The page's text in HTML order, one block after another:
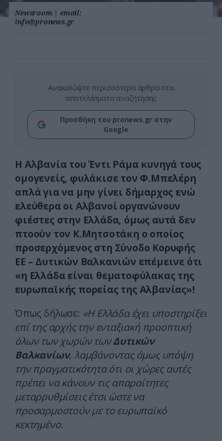
Newsroom | email:
info@pronews.gr
Ανακαλύψτε περισσότερα άρθρα στα
αποτελέσματα αναζήτησης
Προσθήκη του pronews.gr στην
Google
Η Αλβανία του Έντι Ράμα κυνηγά τους
ομογενείς, φυλάκισε τον Φ.Μπελέρη
απλά για να μην γίνει δήμαρχος ενώ
ελεύθερα οι Αλβανοί οργανώνουν
φιέστες στην Ελλάδα, όμως αυτά δεν
πτοούν τον Κ.Μητσοτάκη ο οποίος
προσερχόμενος στη Σύνοδο Κορυφής
ΕΕ – Δυτικών Βαλκανιών επέμεινε ότι
«η Ελλάδα είναι θεματοφύλακας της
ευρωπαϊκής πορείας της Αλβανίας»!
Όπως δήλωσε: «Η Ελλάδα έχει υποστηρίξει
επί της αρχής την ενταξιακή προοπτική
όλων των χωρών τωνΔυτικών
Βαλκανίων, λαμβάνοντας όμως υπόψη
την πραγματικότητα ότι οι χώρες αυτές
πρέπει να κάνουν τις απαραίτητες
μεταρρυθμίσεις έτσι ώστε να
προσαρμοστούν με το ευρωπαϊκό
κεκτημένο.